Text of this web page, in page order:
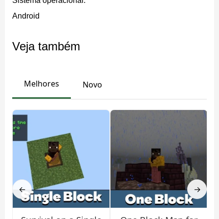
Usar arquivos mcworld é a forma mais fácil e segura de
MCWorld no Android
Siga este tutorial passo a passo para importar mundos
personalizados:
Baixar o arquivo do mapa
Abrir o arquivo no Minecraft
Selecionar o mundo instalado
Android
Veja também
Melhores Novo
← →